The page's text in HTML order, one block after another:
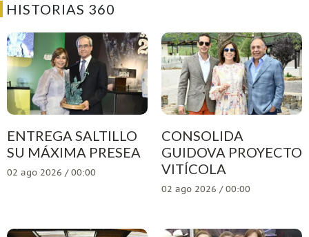
HISTORIAS 360
ENTREGA SALTILLO
SU MÁXIMA PRESEA
02 ago 2026 / 00:00
CONSOLIDA
GUIDOVA PROYECTO
VITÍCOLA
02 ago 2026 / 00:00